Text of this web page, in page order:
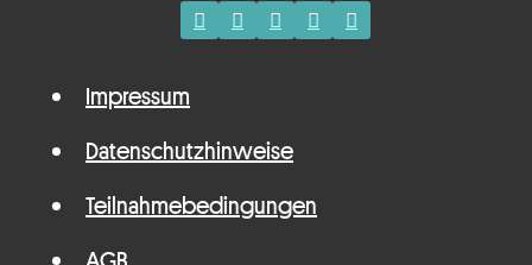
Impressum
Datenschutzhinweise
Teilnahmebedingungen